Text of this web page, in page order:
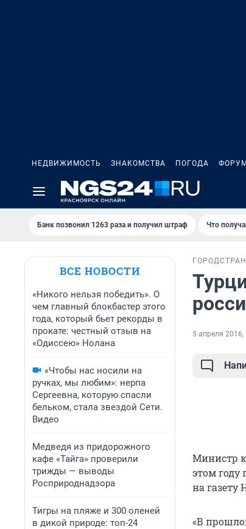
НЕДВИЖИМОСТЬ ЗНАКОМСТВА ПОГОДА
Банк позвонил 1263 раза и получил штраф Что
ВСЕ НОВОСТИ
«Никого нельзя победить». О
чем главный блокбастер этого
года, который бьет рекорды в
прокате: честный отзыв на
«Одиссею» Нолана
«Чтобы нас носили на
ручках, мы любим»: нерпа
Сергеевна, которую спасли
бельком, стала звездой Сети.
Видео
Медведя из придорожного
кафе «Тайга» проверили
трижды — выводы
Росприроднадзора
Тигры на пляже и 300 оленей
в дикой природе: топ-24
ГОРОД
5 апреля 2016,
Министр
этом году
на газету
«В